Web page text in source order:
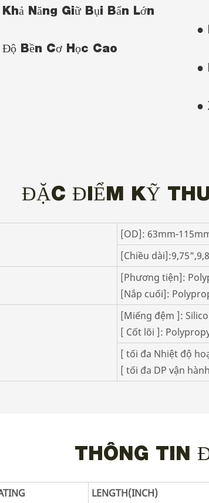
Khả Năng Giữ Bụi Bẩn Lớn
Độ Bền Cơ Học Cao
●
●
●
ĐẶC ĐIỂM KỸ
[OD]: 63mm-
[Chiều
[Phương tiện]:
[Nắp cuối]:
[Miếng đệm ]:
[ Cốt lõi ]:
[ tối đa Nhiệt độ
[ tối đa DP vận
THÔNG TIN
LENGTH(INCH)